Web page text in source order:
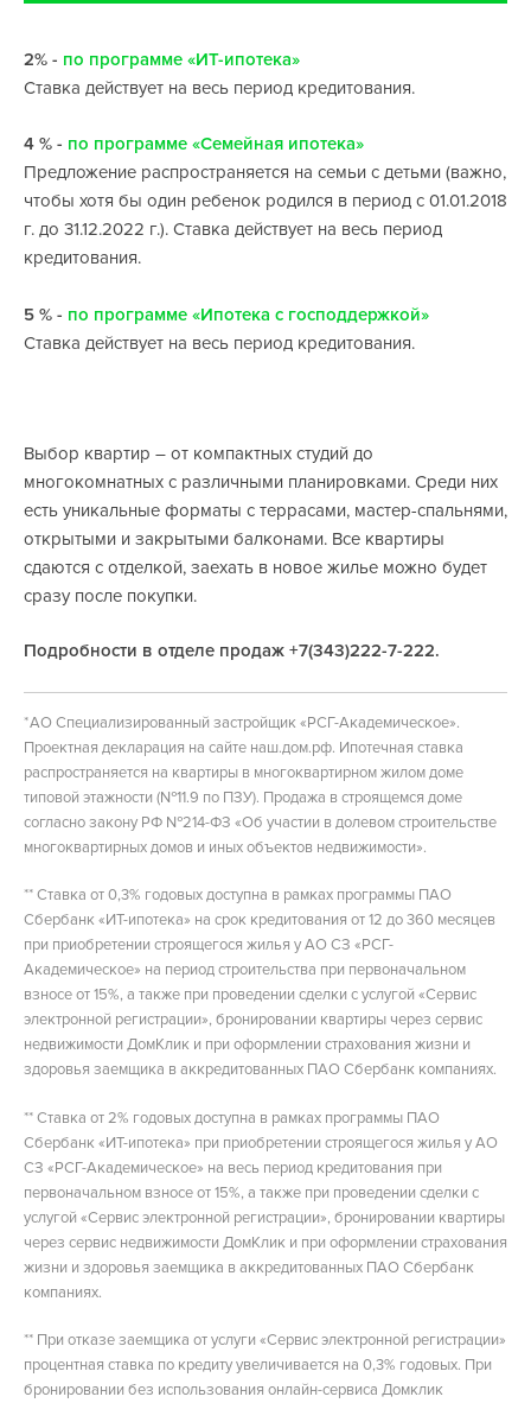
2% - по программе «ИТ-ипотека»
Ставка действует на весь период кредитования.
4 % - по программе «Семейная ипотека»
Предложение распространяется на семьи с детьми (важно,
чтобы хотя бы один ребенок родился в период с 01.01.2018
г. до 31.12.2022 г.). Ставка действует на весь период
кредитования.
5 % - по программе «Ипотека с господдержкой»
Ставка действует на весь период кредитования.
Выбор квартир – от компактных студий до
многокомнатных с различными планировками. Среди них
есть уникальные форматы с террасами, мастер-спальнями,
открытыми и закрытыми балконами. Все квартиры
сдаются с отделкой, заехать в новое жилье можно будет
сразу после покупки.
Подробности в отделе продаж +7(343)222-7-222.
* АО Специализированный застройщик «РСГ-Академическое».
Проектная декларация на сайте наш.дом.рф. Ипотечная ставка
распространяется на квартиры в многоквартирном жилом доме
типовой этажности (№11.9 по ПЗУ). Продажа в строящемся доме
согласно закону РФ №214-ФЗ «Об участии в долевом строительстве
многоквартирных домов и иных объектов недвижимости».
** Ставка от 0,3% годовых доступна в рамках программы ПАО
Сбербанк «ИТ-ипотека» на срок кредитования от 12 до 360 месяцев
при приобретении строящегося жилья у АО СЗ «РСГ-
Академическое» на период строительства при первоначальном
взносе от 15%, а также при проведении сделки с услугой «Сервис
электронной регистрации», бронировании квартиры через сервис
недвижимости ДомКлик и при оформлении страхования жизни и
здоровья заемщика в аккредитованных ПАО Сбербанк компаниях.
** Ставка от 2% годовых доступна в рамках программы ПАО
Сбербанк «ИТ-ипотека» при приобретении строящегося жилья у АО
СЗ «РСГ-Академическое» на весь период кредитования при
первоначальном взносе от 15%, а также при проведении сделки с
услугой «Сервис электронной регистрации», бронировании квартиры
через сервис недвижимости ДомКлик и при оформлении страхования
жизни и здоровья заемщика в аккредитованных ПАО Сбербанк
компаниях.
** При отказе заемщика от услуги «Сервис электронной регистрации»
процентная ставка по кредиту увеличивается на 0,3% годовых. При
бронировании без использования онлайн-сервиса Домклик